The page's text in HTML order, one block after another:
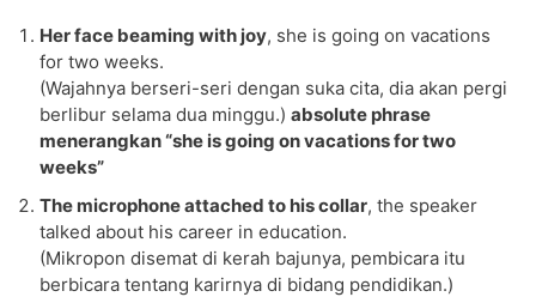
Her face beaming with joy, she is going on vacations
for two weeks.
(Wajahnya berseri-seri dengan suka cita, dia akan pergi
berlibur selama dua minggu.) absolute phrase
menerangkan “she is going on vacations for two
weeks”
The microphone attached to his collar, the speaker
talked about his career in education.
(Mikropon disemat di kerah bajunya, pembicara itu
berbicara tentang karirnya di bidang pendidikan.)